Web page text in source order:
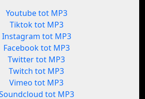
Youtube tot MP3
Tiktok tot MP3
Instagram tot MP3
Facebook tot MP3
Twitter tot MP3
Twitch tot MP3
Vimeo tot MP3
tot MP3